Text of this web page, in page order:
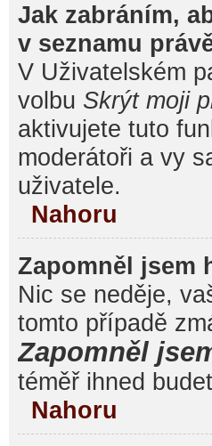
Jak zabráním,
v seznamu
V Uživatelském
volbu Skrýt moji
aktivujete tuto
moderátoři a vy
uživatele.
Nahoru
Zapomněl jsem
Nic se neděje,
tomto případě
Zapomněl
téměř ihned
Nahoru